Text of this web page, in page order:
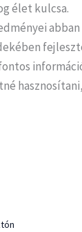
élet kulcsa.